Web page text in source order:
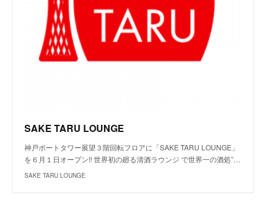
SAKE TARU LOUNGE
神戸ポートタワー展望３階回転フロアに「SAKE TARU LOUNGE」
を６月１日オープン!! 世界初の廻る清酒ラウンジ で世界一の酒処”…
SAKE TARU LOUNGE